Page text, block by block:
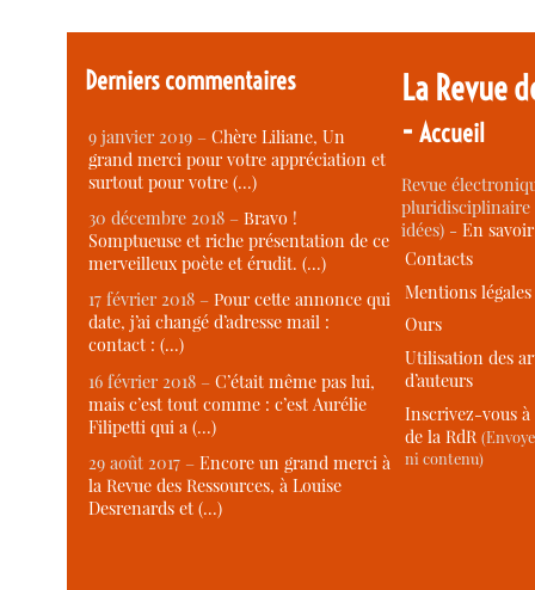
Derniers commentaires
9 janvier 2019 –Chère Liliane, Un
grand merci pour votre appréciation et
surtout pour votre (…)
30 décembre 2018 –Bravo !
Somptueuse et riche présentation de ce
merveilleux poète et érudit. (…)
17 février 2018 –Pour cette annonce qui
date, j’ai changé d’adresse mail :
contact : (…)
16 février 2018 –C’était même pas lui,
mais c’est tout comme : c’est Aurélie
Filipetti qui a (…)
29 août 2017 –Encore un grand merci à
la Revue des Ressources, à Louise
Desrenards et (…)
La Revue
-Accueil
Revue
idées) -En
Contacts
Mentions légales
Ours
Utilisation des
d’auteurs
Inscrivez-vous
de la RdR
ni contenu)